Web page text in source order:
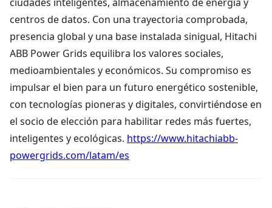
ciudades inteligentes, almacenamiento de energía y
centros de datos. Con una trayectoria comprobada,
presencia global y una base instalada sinigual, Hitachi
ABB Power Grids equilibra los valores sociales,
medioambientales y económicos. Su compromiso es
impulsar el bien para un futuro energético sostenible,
con tecnologías pioneras y digitales, convirtiéndose en
el socio de elección para habilitar redes más fuertes,
inteligentes y ecológicas. https://www.hitachiabb-
powergrids.com/latam/es